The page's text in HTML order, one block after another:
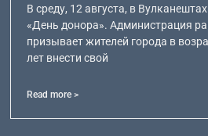
В среду, 12 августа, в
«День донора». Администрация
призывает жителей города в
лет внести свой
Read more >